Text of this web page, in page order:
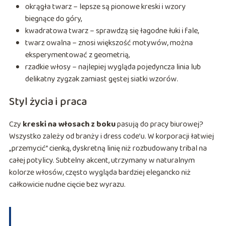
okrągła twarz – lepsze są pionowe kreski i wzory
biegnące do góry,
kwadratowa twarz – sprawdzą się łagodne łuki i fale,
twarz owalna – znosi większość motywów, można
eksperymentować z geometrią,
rzadkie włosy – najlepiej wygląda pojedyncza linia lub
delikatny zygzak zamiast gęstej siatki wzorów.
Styl życia i praca
Czy kreski na włosach z bokupasują do pracy biurowej?
Wszystko zależy od branży i dress code’u. W korporacji łatwiej
„przemycić” cienką, dyskretną linię niż rozbudowany tribal na
całej potylicy. Subtelny akcent, utrzymany w naturalnym
kolorze włosów, często wygląda bardziej elegancko niż
całkowicie nudne cięcie bez wyrazu.